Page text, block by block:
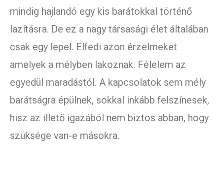
mindig hajlandó egy kis barátokkal történő
lazításra. De ez a nagy társasági élet általában
csak egy lepel. Elfedi azon érzelmeket
amelyek a mélyben lakoznak. Félelem az
egyedül maradástól. A kapcsolatok sem mély
barátságra épülnek, sokkal inkább felszínesek,
hisz az illető igazából nem biztos abban, hogy
szüksége van-e másokra.